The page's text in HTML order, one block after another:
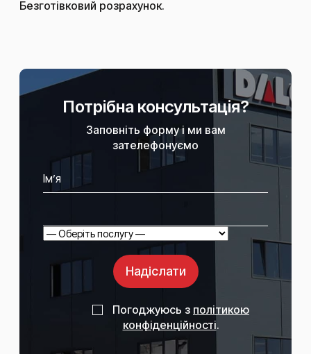
Безготівковий розрахунок.
Потрібна консультація?
Заповніть форму і ми вам
зателефонуємо
Надіслати
Погоджуюсь з політикою
конфіденційності.